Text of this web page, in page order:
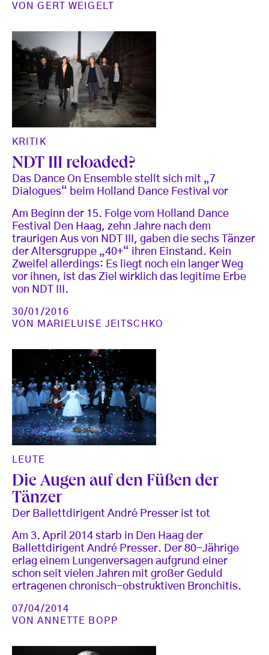
VONGERT WEIGELT
KRITIK
NDT III reloaded?
Das Dance On Ensemble stellt sich mit „7
Dialogues“ beim Holland Dance Festival vor
Am Beginn der 15. Folge vom Holland Dance
Festival Den Haag, zehn Jahre nach dem
traurigen Aus von NDT III, gaben die sechs Tänzer
der Altersgruppe „40+“ ihren Einstand. Kein
Zweifel allerdings: Es liegt noch ein langer Weg
vor ihnen, ist das Ziel wirklich das legitime Erbe
von NDT III.
30/01/2016
VON MARIELUISE JEITSCHKO
LEUTE
Die Augen auf den Füßen der
Tänzer
Der Ballettdirigent André Presser ist tot
Am 3. April 2014 starb in Den Haag der
Ballettdirigent André Presser. Der 80-Jährige
erlag einem Lungenversagen aufgrund einer
schon seit vielen Jahren mit großer Geduld
ertragenen chronisch-obstruktiven Bronchitis.
07/04/2014
VONANNETTE BOPP